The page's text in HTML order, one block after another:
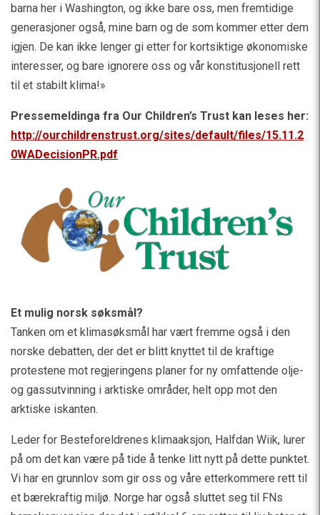
barna her i Washington, og ikke bare oss, men fremtidige
generasjoner også, mine barn og de som kommer etter dem
igjen. De kan ikke lenger gi etter for kortsiktige økonomiske
interesser, og bare ignorere oss og vår konstitusjonell rett
til et stabilt klima!»
Pressemeldinga fra Our Children’s Trust kan leses her:
http://ourchildrenstrust.org/sites/default/files/15.11.2
0WADecisionPR.pdf
Et mulig norsk søksmål?
Tanken om et klimasøksmål har vært fremme også i den
norske debatten, der det er blitt knyttet til de kraftige
protestene mot regjeringens planer for ny omfattende olje-
og gassutvinning i arktiske områder, helt opp mot den
arktiske iskanten.
Leder for Besteforeldrenes klimaaksjon, Halfdan Wiik, lurer
på om det kan være på tide å tenke litt nytt på dette punktet.
Vi har en grunnlov som gir oss og våre etterkommere rett til
et bærekraftig miljø. Norge har også sluttet seg til FNs